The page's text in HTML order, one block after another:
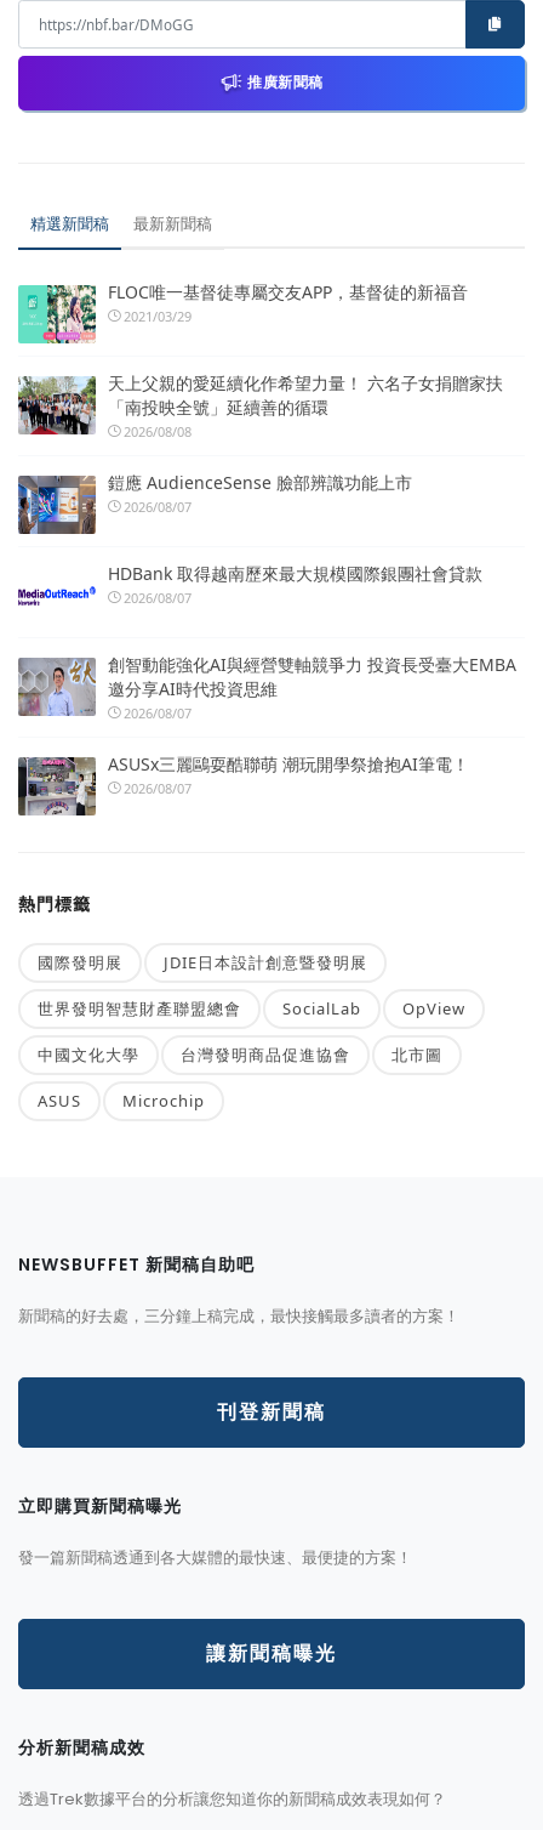
推廣新聞稿
精選新聞稿 最新新聞稿
FLOC唯一基督徒專屬交友APP，基督徒的新福音
2021/03/29
天上父親的愛延續化作希望力量！ 六名子女捐贈家扶
「南投映全號」延續善的循環
2026/08/08
鎧應 AudienceSense 臉部辨識功能上市
2026/08/07
HDBank 取得越南歷來最大規模國際銀團社會貸款
2026/08/07
創智動能強化AI與經營雙軸競爭力 投資長受臺大EMBA
邀分享AI時代投資思維
2026/08/07
ASUSx三麗鷗耍酷聯萌 潮玩開學祭搶抱AI筆電！
2026/08/07
熱門標籤
國際發明展 JDIE日本設計創意暨發明展
世界發明智慧財產聯盟總會 SocialLab OpView
中國文化大學 台灣發明商品促進協會 北市圖
ASUS Microchip
NEWSBUFFET 新聞稿自助吧
新聞稿的好去處，三分鐘上稿完成，最快接觸最多讀者的方案！
刊登新聞稿
立即購買新聞稿曝光
發一篇新聞稿透通到各大媒體的最快速、最便捷的方案！
讓新聞稿曝光
分析新聞稿成效
透過Trek數據平台的分析讓您知道你的新聞稿成效表現如何？